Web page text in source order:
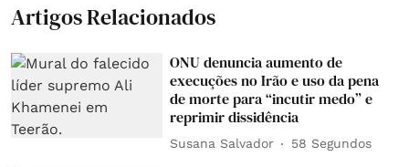
Artigos Relacionados
ONU denuncia aumento de
execuções no Irão e uso da pena
de morte para “incutir medo” e
reprimir dissidência
Susana Salvador 58 Segundos